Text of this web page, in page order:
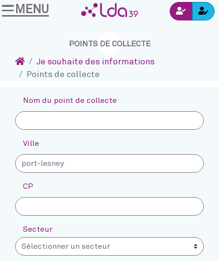
Accéder au contenu
Connexion
MENU
POINTS DE COLLECTE
AccueilJe souhaite des informations
Points de collecte
Nom du point de collecte
Ville
CP
Secteur